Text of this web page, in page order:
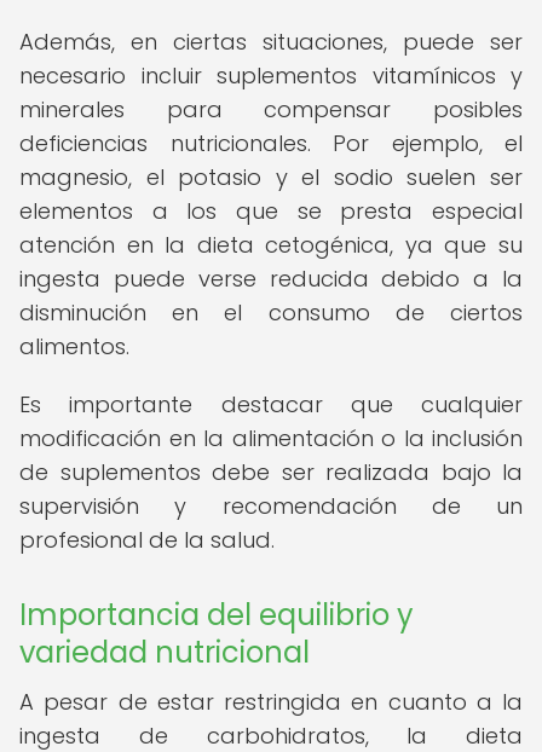
Además, en ciertas situaciones, puede ser
necesario incluir suplementos vitamínicos y
minerales para compensar posibles
deficiencias nutricionales. Por ejemplo, el
magnesio, el potasio y el sodio suelen ser
elementos a los que se presta especial
atención en la dieta cetogénica, ya que su
ingesta puede verse reducida debido a la
disminución en el consumo de ciertos
alimentos.
Es importante destacar que cualquier
modificación en la alimentación o la inclusión
de suplementos debe ser realizada bajo la
supervisión y recomendación de un
profesional de la salud.
Importancia del equilibrio y
variedad nutricional
A pesar de estar restringida en cuanto a la
ingesta de carbohidratos, la dieta